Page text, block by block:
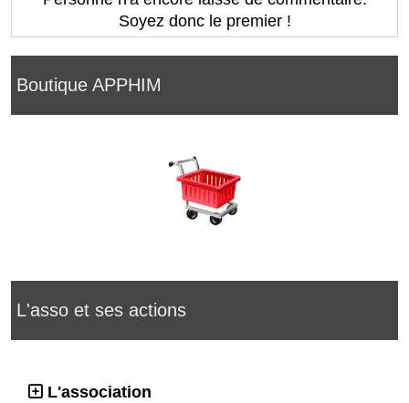
Boutique APPHIM
L'asso et ses actions
L'association
Soyez donc le premier !